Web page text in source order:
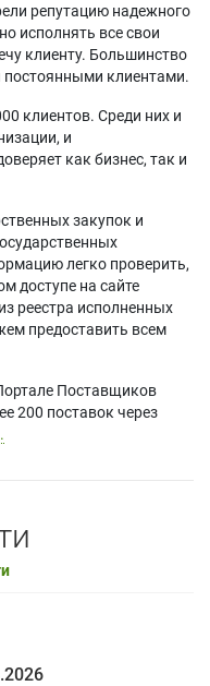
репутацию надежного
исполнять все свои
клиенту. Большинство
постоянными клиентами.
клиентов. Среди них и
и
как бизнес, так и
закупок и
легко проверить,
доступе на сайте
реестра исполненных
предоставить всем
Поставщиков
200 поставок через